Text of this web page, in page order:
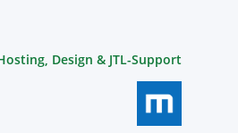
Design & JTL-Support